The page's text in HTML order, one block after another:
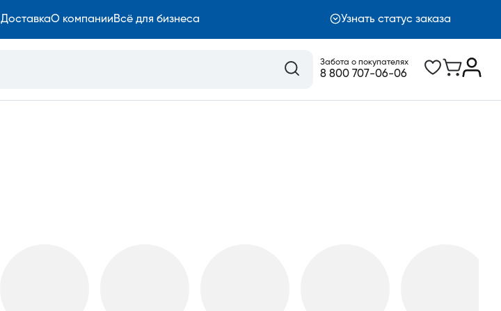
ДоставкаО компанииВсё для бизнеса Узнать статус заказа
Забота о покупателях
8 800 707-06-06